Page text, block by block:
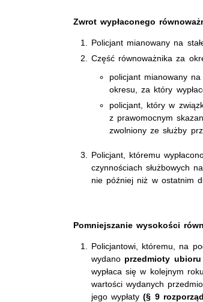
Zwrot wypłaconego
Policjant mianowany na
Część równoważnika za
policjant mianowany
okresu, za który
policjant, który w
z prawomocnym
zwolniony ze służby
Policjant, któremu
czynnościach służbowych
nie później niż w ostatnim
Pomniejszanie wysokości
Policjantowi, któremu, na
wydano przedmioty ubioru
wypłaca się w kolejnym
wartości wydanych
jego wypłaty(§ 9